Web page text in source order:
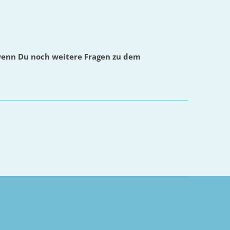
Du noch weitere Fragen zu dem